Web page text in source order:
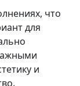
что
для
и